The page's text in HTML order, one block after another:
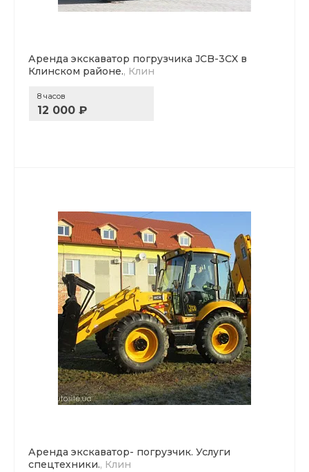
Аренда экскаватор погрузчика JCB-3CX в
Клинском районе., Клин
8 часов
12 000 ₽
Аренда экскаватор- погрузчик. Услуги
спецтехники., Клин